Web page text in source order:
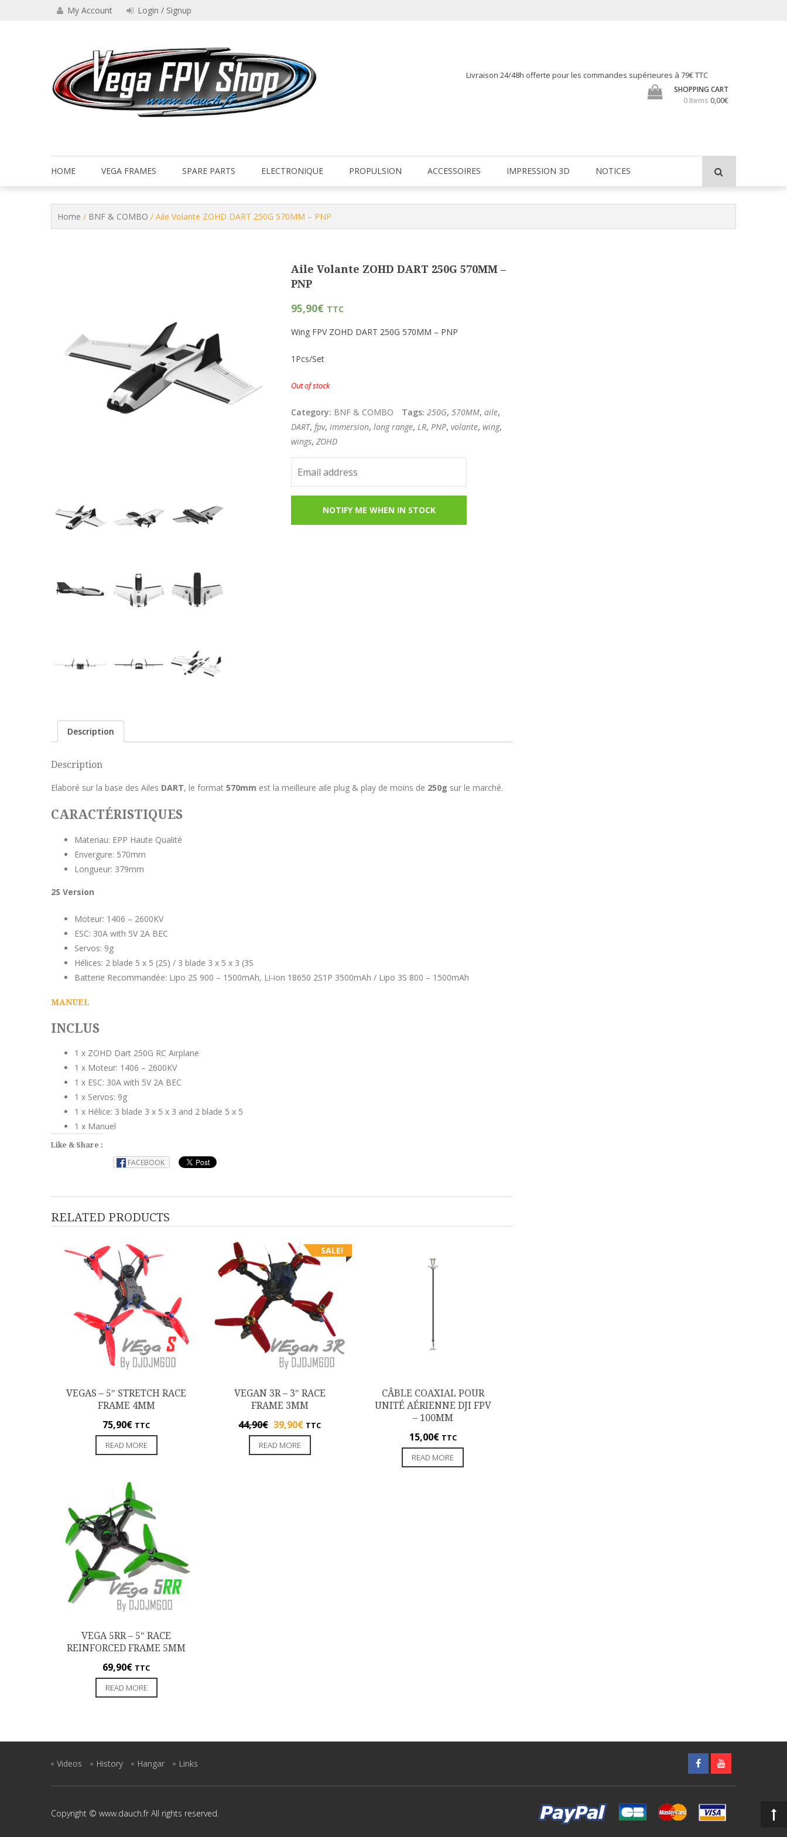
My Account Login / Signup
Livraison 24/48h offerte pour les commandes supérieures à 79€ TTC
SHOPPING CART
0 Items 0,00€
HOME VEGA FRAMES SPARE PARTS ELECTRONIQUE PROPULSION ACCESSOIRES IMPRESSION 3D NOTICES
Home / BNF & COMBO / Aile Volante ZOHD DART 250G 570MM – PNP
Aile Volante ZOHD DART 250G 570MM –
PNP
95,90€ TTC
Wing FPV ZOHD DART 250G 570MM – PNP
1Pcs/Set
Out of stock
Category: BNF & COMBO Tags:250G,570MM,aile,
DART,fpv,immersion,long range,LR,PNP,volante,wing,
wings,ZOHD
Description
Description
Elaboré sur la base des Ailes DART, le format 570mm est la meilleure aile plug & play de moins de 250g sur le marché.
CARACTÉRISTIQUES
Materiau: EPP Haute Qualité
Envergure: 570mm
Longueur: 379mm
2S Version
Moteur: 1406 – 2600KV
ESC: 30A with 5V 2A BEC
Servos: 9g
Hélices: 2 blade 5 x 5 (2S) / 3 blade 3 x 5 x 3 (3S
Batterie Recommandée: Lipo 2S 900 – 1500mAh, Li-ion 18650 2S1P 3500mAh / Lipo 3S 800 – 1500mAh
MANUEL
INCLUS
1 x ZOHD Dart 250G RC Airplane
1 x Moteur: 1406 – 2600KV
1 x ESC: 30A with 5V 2A BEC
1 x Servos: 9g
1 x Hélice: 3 blade 3 x 5 x 3 and 2 blade 5 x 5
1 x Manuel
Like & Share :
FACEBOOK
RELATED PRODUCTS
VEGAS – 5″ STRETCH RACE
FRAME 4MM
75,90€ TTC
READ MORE
SALE!
VEGAN 3R – 3″ RACE
FRAME 3MM
44,90€ 39,90€ TTC
READ MORE
CÂBLE COAXIAL POUR
UNITÉ AÉRIENNE DJI FPV
– 100MM
15,00€ TTC
READ MORE
VEGA 5RR – 5″ RACE
REINFORCED FRAME 5MM
69,90€ TTC
READ MORE
Videos History Hangar Links
Copyright © www.dauch.fr All rights reserved.